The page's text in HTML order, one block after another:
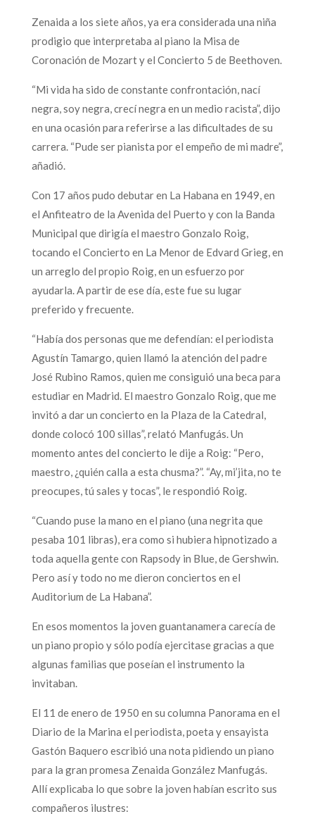
Zenaida a los siete años, ya era considerada una niña
prodigio que interpretaba al piano la Misa de
Coronación de Mozart y el Concierto 5 de Beethoven.
“Mi vida ha sido de constante confrontación, nací
negra, soy negra, crecí negra en un medio racista”, dijo
en una ocasión para referirse a las dificultades de su
carrera. “Pude ser pianista por el empeño de mi madre”,
añadió.
Con 17 años pudo debutar en La Habana en 1949, en
el Anfiteatro de la Avenida del Puerto y con la Banda
Municipal que dirigía el maestro Gonzalo Roig,
tocando el Concierto en La Menor de Edvard Grieg, en
un arreglo del propio Roig, en un esfuerzo por
ayudarla. A partir de ese día, este fue su lugar
preferido y frecuente.
“Había dos personas que me defendían: el periodista
Agustín Tamargo, quien llamó la atención del padre
José Rubino Ramos, quien me consiguió una beca para
estudiar en Madrid. El maestro Gonzalo Roig, que me
invitó a dar un concierto en la Plaza de la Catedral,
donde colocó 100 sillas”, relató Manfugás. Un
momento antes del concierto le dije a Roig: “Pero,
maestro, ¿quién calla a esta chusma?”. “Ay, mi’jita, no te
preocupes, tú sales y tocas”, le respondió Roig.
“Cuando puse la mano en el piano (una negrita que
pesaba 101 libras), era como si hubiera hipnotizado a
toda aquella gente con Rapsody in Blue, de Gershwin.
Pero así y todo no me dieron conciertos en el
Auditorium de La Habana”.
En esos momentos la joven guantanamera carecía de
un piano propio y sólo podía ejercitase gracias a que
algunas familias que poseían el instrumento la
invitaban.
El 11 de enero de 1950 en su columna Panorama en el
Diario de la Marina el periodista, poeta y ensayista
Gastón Baquero escribió una nota pidiendo un piano
para la gran promesa Zenaida González Manfugás.
Allí explicaba lo que sobre la joven habían escrito sus
compañeros ilustres: